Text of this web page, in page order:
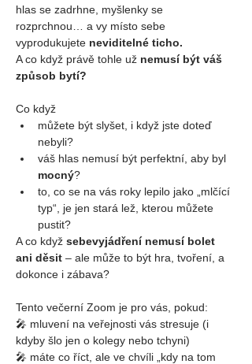
hlas se zadrhne, myšlenky se
rozprchnou… a vy místo sebe
vyprodukujete neviditelné ticho.
A co když právě tohle už nemusí být váš
způsob bytí?
Co když
můžete být slyšet, i když jste doteď
nebyli?
váš hlas nemusí být perfektní, aby byl
mocný?
to, co se na vás roky lepilo jako „mlčící
typ“, je jen stará lež, kterou můžete
pustit?
A co když sebevyjádření nemusí bolet
ani děsit – ale může to být hra, tvoření, a
dokonce i zábava?
Tento večerní Zoom je pro vás, pokud:
🎤 mluvení na veřejnosti vás stresuje (i
kdyby šlo jen o kolegy nebo tchyni)
🎤 máte co říct, ale ve chvíli „kdy na tom